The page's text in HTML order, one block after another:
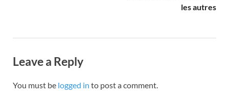
les autres
Leave a Reply
You must be logged in to post a comment.